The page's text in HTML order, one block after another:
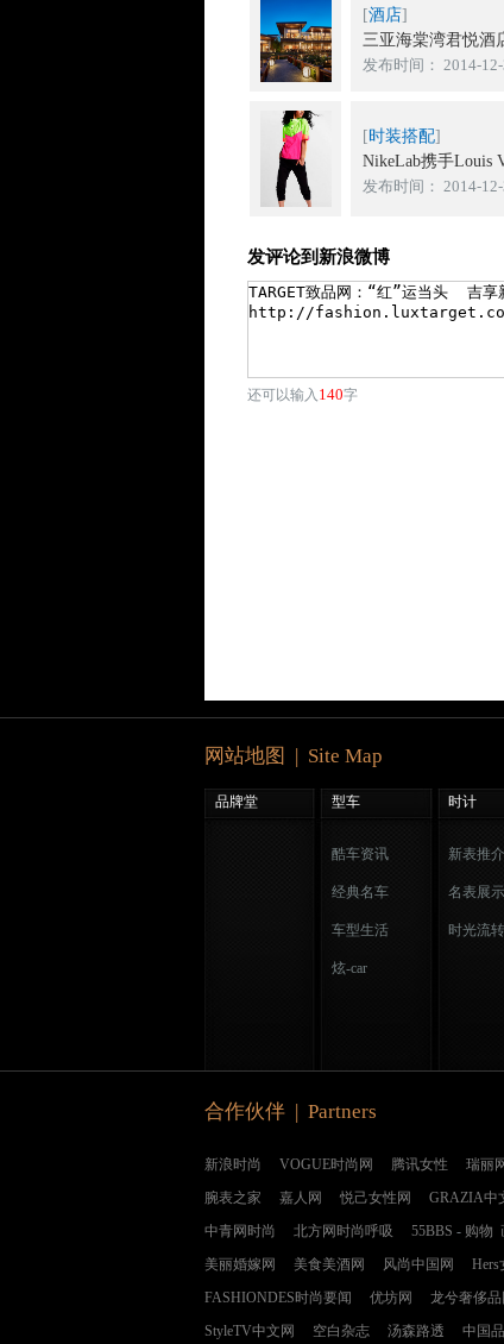
[酒店]
三亚海棠湾君悦酒
发布时间： 2014-
[时装搭配]
NikeLab携手Louis
发布时间： 2014-
发评论到新浪微博
还可以输入 140字
网站地图 | Site Map
品牌堂 型车 时计
酷车资讯
经典名车
车型生活
炫-car
新表推介
名表展示
时光流转
合作伙伴 | Partners
新浪时尚 VOGUE时尚网 腾讯女性 瑞丽
腕表之家
嘉人网 悦己女性网 GRAZIA中
中青网时尚
北方网时尚呼吸 55BBS - 购物
美丽婚嫁网
美食美酒网 风尚中国网 Hers
FASHIONDES时尚要闻
优坊网 龙兮奢侈品
StyleTV中文网
空白杂志 汤森路透 中国